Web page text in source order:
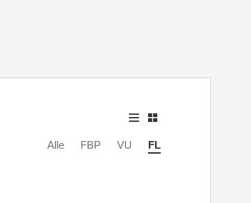
Alle FBP VU FL